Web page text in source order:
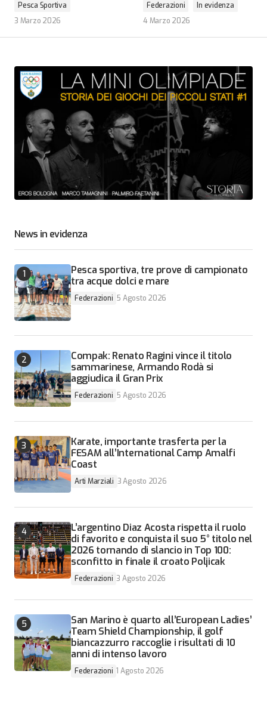
Pesca Sportiva
3 Marzo 2026
Federazioni
In evidenza
4 Marzo 2026
News in evidenza
Pesca sportiva, tre prove di campionato
tra acque dolci e mare
Federazioni 5 Agosto 2026
Compak: Renato Ragini vince il titolo
sammarinese, Armando Rodà si
aggiudica il Gran Prix
Federazioni 5 Agosto 2026
Karate, importante trasferta per la
FESAM all’International Camp Amalfi
Coast
Arti Marziali 3 Agosto 2026
L’argentino Diaz Acosta rispetta il ruolo
di favorito e conquista il suo 5° titolo nel
2026 tornando di slancio in Top 100:
sconfitto in finale il croato Poljicak
Federazioni 3 Agosto 2026
San Marino è quarto all’European Ladies’
Team Shield Championship, il golf
biancazzurro raccoglie i risultati di 10
anni di intenso lavoro
Federazioni 1 Agosto 2026